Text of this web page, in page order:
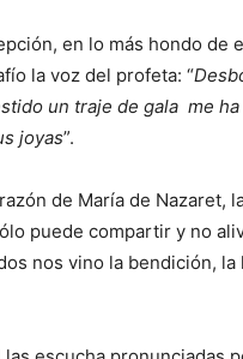
en lo más hondo de
la voz del profeta: “
un traje de gala me
joyas”.
de María de Nazaret,
puede compartir y no
nos vino la bendición, la